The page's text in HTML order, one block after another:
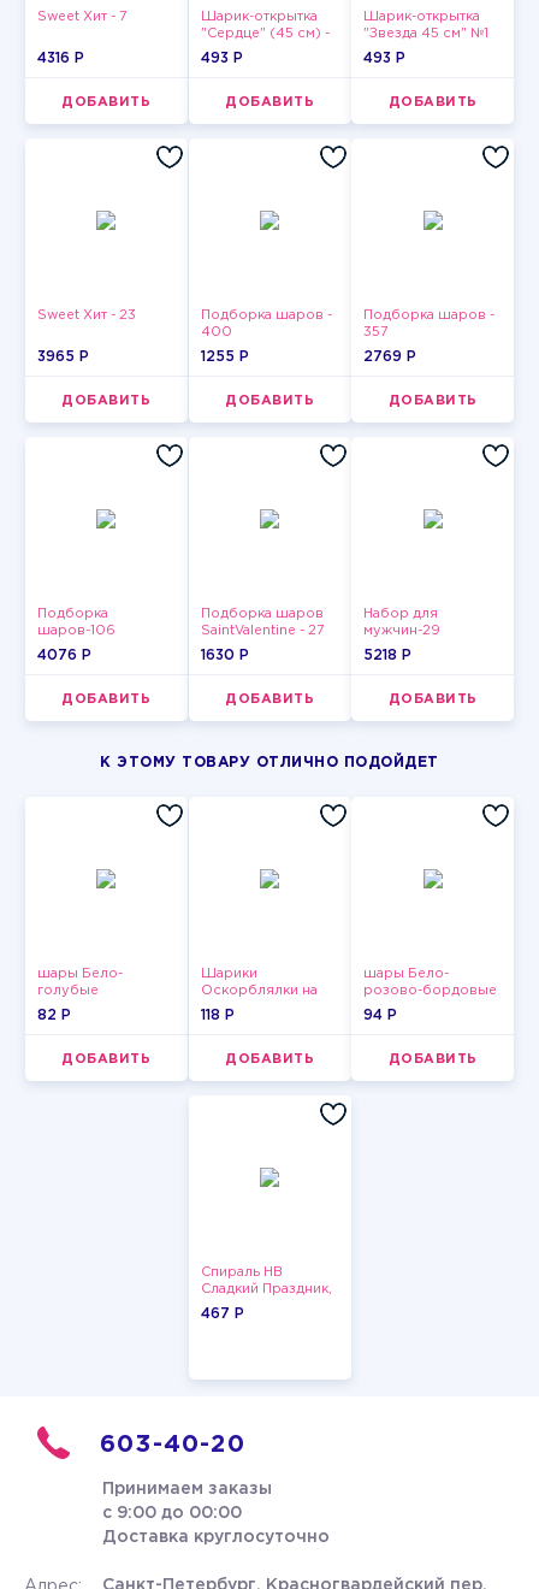
Sweet Хит - 7
4316 P
ДОБАВИТЬ
Шарик-открытка
"Сердце" (45 см) -
2
493 P
ДОБАВИТЬ
Шарик-открытка
"Звезда 45 см" №1
493 P
ДОБАВИТЬ
Sweet Хит - 23
3965 P
ДОБАВИТЬ
Подборка шаров -
400
1255 P
ДОБАВИТЬ
Подборка шаров -
357
2769 P
ДОБАВИТЬ
Подборка
шаров-106
4076 P
ДОБАВИТЬ
Подборка шаров
SaintValentine - 27
1630 P
ДОБАВИТЬ
Набор для
мужчин-29
5218 P
ДОБАВИТЬ
К ЭТОМУ ТОВАРУ ОТЛИЧНО ПОДОЙДЕТ
шары Бело-
голубые
пастельные
82 P
ДОБАВИТЬ
Шарики
Оскорблялки на
день рождения для
118 P
ДОБАВИТЬ
шары Бело-
розово-бордовые
металлик
94 P
ДОБАВИТЬ
Спираль HB
Сладкий Праздник,
12 шт.
467 P
603-40-20
Принимаем заказы
с 9:00 до 00:00
Доставка круглосуточно
Санкт-Петербург, Красногвардейский пер.